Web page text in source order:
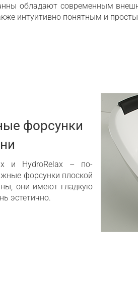
обладают современным
интуитивно понятным и
форсунки
и HydroRelax – по-
форсунки плоской
они имеют гладкую
эстетично.